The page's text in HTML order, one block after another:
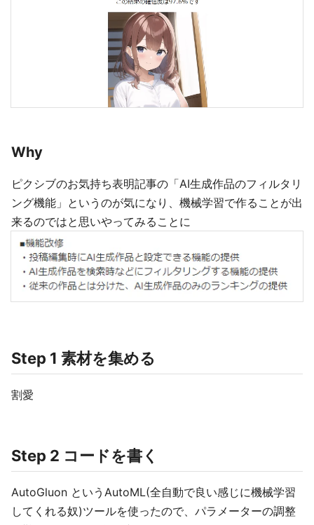
Why
ピクシブのお気持ち表明記事の「AI生成作品のフィルタリ
ング機能」というのが気になり、機械学習で作ることが出
来るのではと思いやってみることに
Step 1 素材を集める
割愛
Step 2 コードを書く
AutoGluon というAutoML(全自動で良い感じに機械学習
してくれる奴)ツールを使ったので、パラメーターの調整